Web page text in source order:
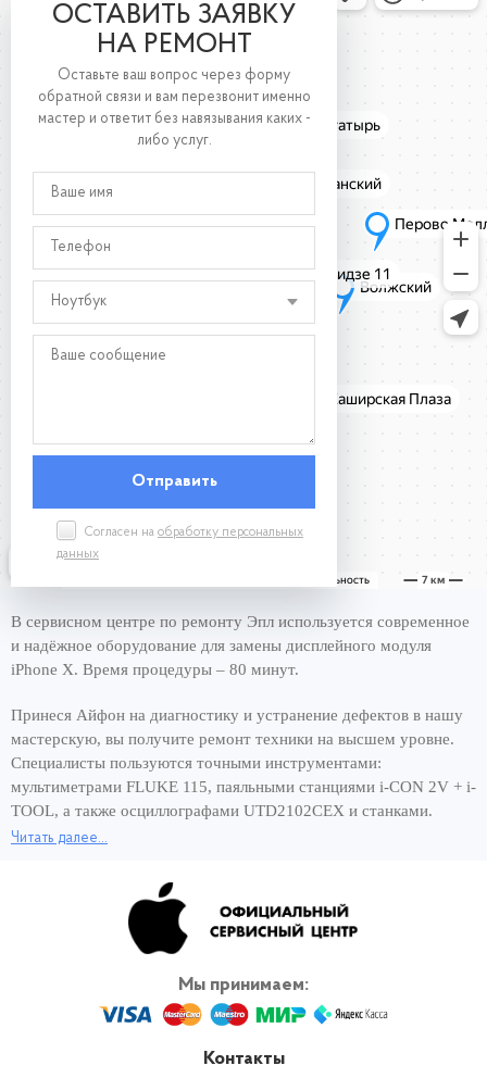
ОСТАВИТЬ ЗАЯВКУ
НА РЕМОНТ
Оставьте ваш вопрос через форму
обратной связи и вам перезвонит именно
мастер и ответит без навязывания каких -
либо услуг.
Ноутбук
Согласен на обработку персональных
данных
В сервисном центре по ремонту Эпл используется современное
и надёжное оборудование для замены дисплейного модуля
iPhone X. Время процедуры – 80 минут.
Принеся Айфон на диагностику и устранение дефектов в нашу
мастерскую, вы получите ремонт техники на высшем уровне.
Специалисты пользуются точными инструментами:
мультиметрами FLUKE 115, паяльными станциями i-CON 2V + i-
TOOL, а также осциллографами UTD2102CEX и станками.
вот составляющие быстрого ремонта за 1 день. Чтобы снова
пользоваться смартфоном и сэкономить своё время,
обращайтесь для замены аккумулятора дисплейного модуля
iPhone X к нам, в официальный сервис Apple. Вернём
работающее устройство в кратчайшие сроки! И никаких
переплат за скорость ремонта.
Читать далее...
Мы принимаем:
Контакты